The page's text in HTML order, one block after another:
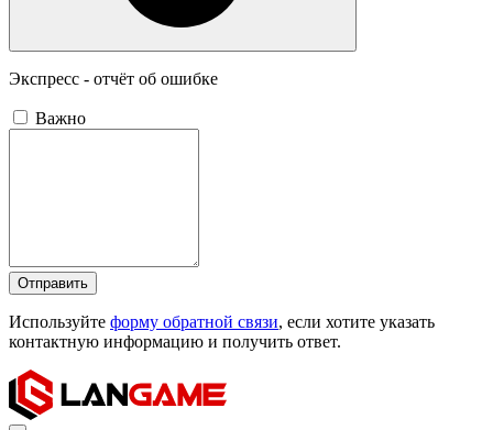
Экспресс - отчёт об ошибке
Важно
Отправить
Используйте форму обратной связи, если хотите указать
контактную информацию и получить ответ.